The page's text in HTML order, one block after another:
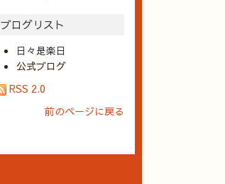
ブログリスト
日々是楽日
公式ブログ
RSS 2.0
前のページに戻る